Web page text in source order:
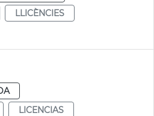
LLICÈNCIES
LICENCIAS